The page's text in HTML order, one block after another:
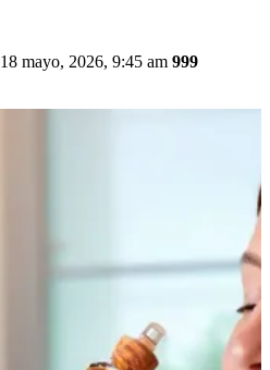
18 mayo, 2026, 9:45 am 999